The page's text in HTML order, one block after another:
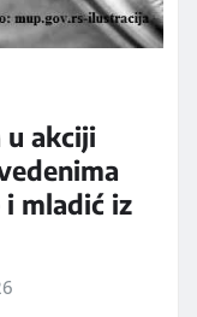
u akciji
mladić iz